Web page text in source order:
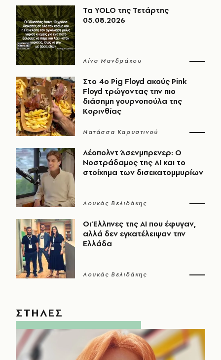
Τα YOLO της Τετάρτης
05.08.2026
Λίνα Μανδράκου
Στο 4ο Pig Floyd ακούς Pink
Floyd τρώγοντας την πιο
διάσημη γουρνοπούλα της
Κορινθίας
Νατάσσα Καρυστινού
Λέοπολντ Άσενμπρενερ: Ο
Νοστράδαμος της AI και το
στοίχημα των δισεκατομμυρίων
Λουκάς Βελιδάκης
Οι Έλληνες της ΑΙ που έφυγαν,
αλλά δεν εγκατέλειψαν την
Ελλάδα
Λουκάς Βελιδάκης
ΣΤΗΛΕΣ